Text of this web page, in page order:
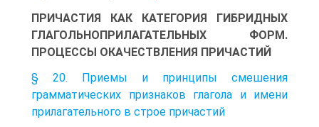
ПРИЧАСТИЯ КАК КАТЕГОРИЯ ГИБРИДНЫХ
ГЛАГОЛЬНОПРИЛАГАТЕЛЬНЫХ ФОРМ.
ПРОЦЕССЫ ОКАЧЕСТВЛЕНИЯ ПРИЧАСТИЙ
§ 20. Приемы и принципы смешения
грамматических признаков глагола и имени
прилагательного в строе причастий